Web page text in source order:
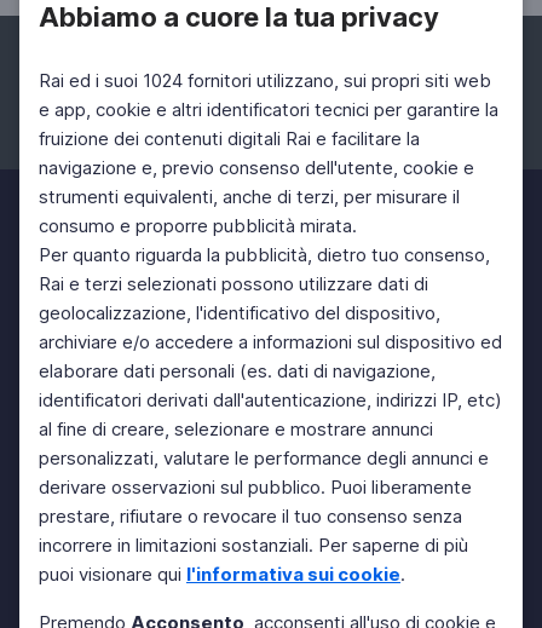
Abbiamo a cuore la tua privacy
Rai ed i suoi 1024 fornitori utilizzano, sui propri siti web
e app, cookie e altri identificatori tecnici per garantire la
fruizione dei contenuti digitali Rai e facilitare la
navigazione e, previo consenso dell'utente, cookie e
strumenti equivalenti, anche di terzi, per misurare il
consumo e proporre pubblicità mirata.
Per quanto riguarda la pubblicità, dietro tuo consenso,
Rai e terzi selezionati possono utilizzare dati di
geolocalizzazione, l'identificativo del dispositivo,
archiviare e/o accedere a informazioni sul dispositivo ed
elaborare dati personali (es. dati di navigazione,
identificatori derivati dall'autenticazione, indirizzi IP, etc)
al fine di creare, selezionare e mostrare annunci
personalizzati, valutare le performance degli annunci e
derivare osservazioni sul pubblico. Puoi liberamente
prestare, rifiutare o revocare il tuo consenso senza
incorrere in limitazioni sostanziali. Per saperne di più
puoi visionare qui l'informativa sui cookie.
Premendo Acconsento , acconsenti all'uso di cookie e
Facebook Instagram Twitter